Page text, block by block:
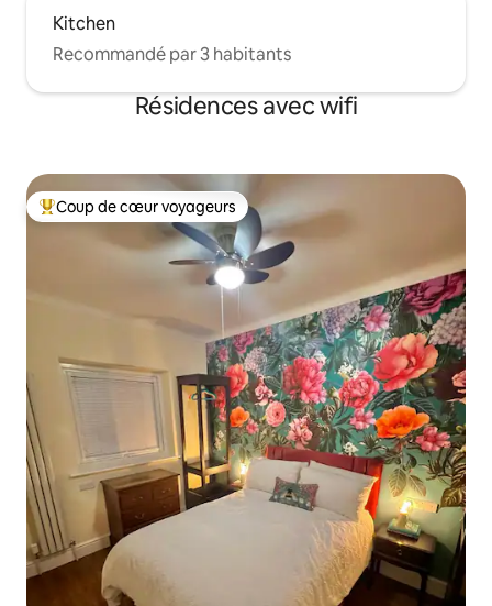
Kitchen
Recommandé par 3 habitants
Résidences avec wifi
Coups de cœur voyageurs les plus appréciés
Coup de cœur voyageurs